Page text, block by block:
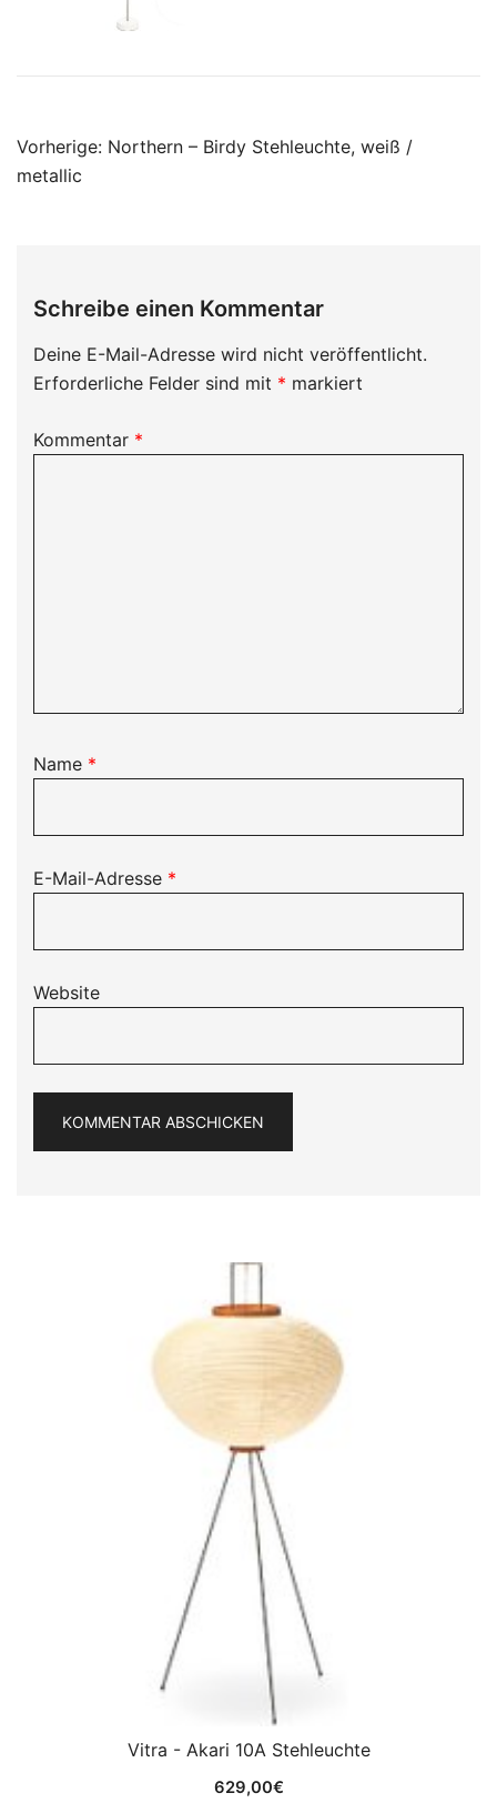
Beitragsnavigation
Vorherige: Northern – Birdy Stehleuchte, weiß /
metallic
Schreibe einen Kommentar
Deine E-Mail-Adresse wird nicht veröffentlicht.
Erforderliche Felder sind mit * markiert
Kommentar *
Name *
E-Mail-Adresse *
Website
Vitra - Akari 10A Stehleuchte
629,00€